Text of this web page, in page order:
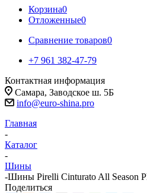
Корзина0
Отложенные0
Сравнение товаров0
+7 961 382-47-79
Контактная информация
Самара, Заводское ш. 5Б
info@euro-shina.pro
Главная
-
Каталог
-
Шины
-Шины Pirelli Cinturato All Season
Поделиться